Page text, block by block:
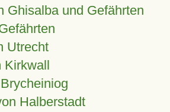
Ghisalba und Gefährten
Utrecht
Kirkwall
Halberstadt